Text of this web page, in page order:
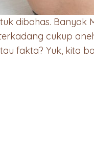
dibahas. Banyak
cukup
fakta? Yuk, kita